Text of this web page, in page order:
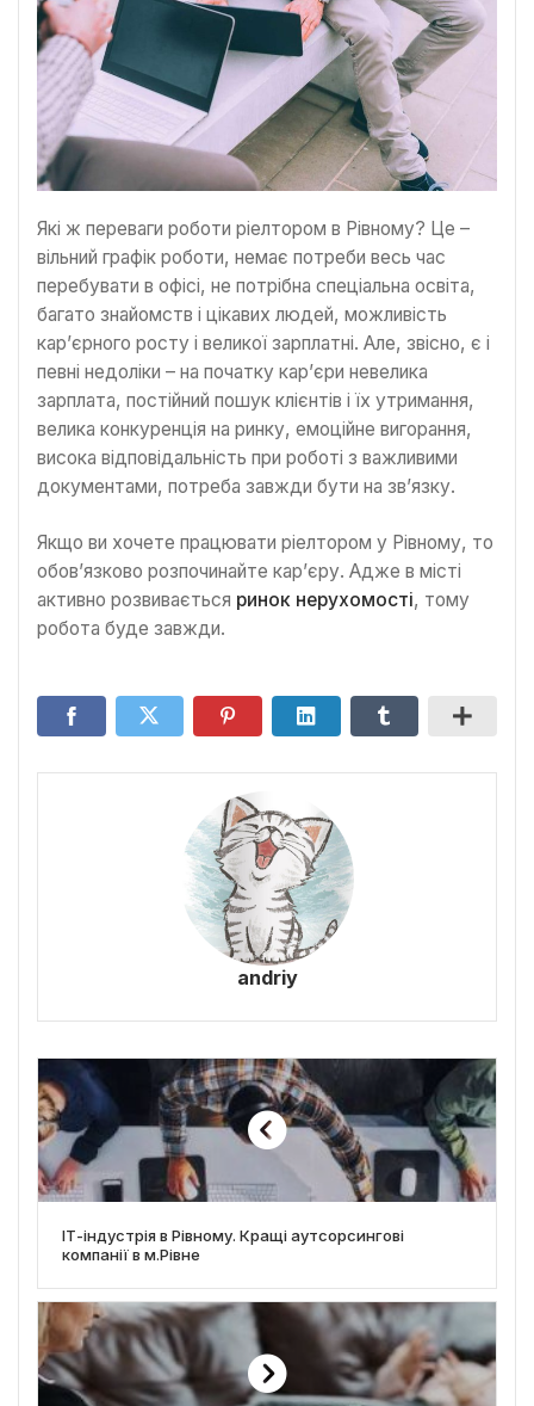
Які ж переваги роботи ріелтором в Рівному? Це –
вільний графік роботи, немає потреби весь час
перебувати в офісі, не потрібна спеціальна освіта,
багато знайомств і цікавих людей, можливість
кар’єрного росту і великої зарплатні. Але, звісно, є і
певні недоліки – на початку кар’єри невелика
зарплата, постійний пошук клієнтів і їх утримання,
велика конкуренція на ринку, емоційне вигорання,
висока відповідальність при роботі з важливими
документами, потреба завжди бути на зв’язку.
Якщо ви хочете працювати ріелтором у Рівному, то
обов’язково розпочинайте кар’єру. Адже в місті
активно розвивається ринок нерухомості, тому
робота буде завжди.
andriy
ІТ-індустрія в Рівному. Кращі аутсорсингові
компанії в м.Рівне